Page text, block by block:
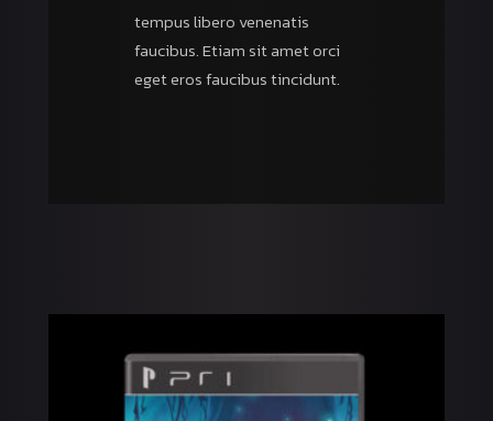
tempus libero venenatis
faucibus. Etiam sit amet orci
eget eros faucibus tincidunt.